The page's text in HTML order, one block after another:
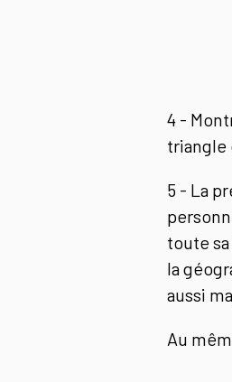
4 -
triangle
5 - La
toute
la
aussi
Au